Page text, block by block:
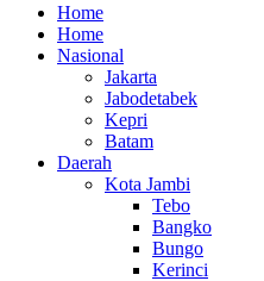
Home
Home
Nasional
Jakarta
Jabodetabek
Kepri
Batam
Daerah
Kota Jambi
Tebo
Bangko
Bungo
Kerinci